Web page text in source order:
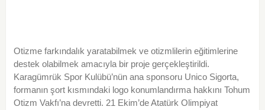
Otizme farkındalık yaratabilmek ve otizmlilerin eğitimlerine
destek olabilmek amacıyla bir proje gerçekleştirildi.
Karagümrük Spor Kulübü’nün ana sponsoru Unico Sigorta,
formanın şort kısmındaki logo konumlandırma hakkını Tohum
Otizm Vakfı’na devretti. 21 Ekim’de Atatürk Olimpiyat